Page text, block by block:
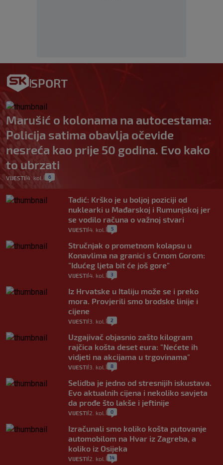
SPORT
Marušić o kolonama na autocestama:
Policija satima obavlja očevide
nesreća kao prije 50 godina. Evo kako
to ubrzati
VIJESTI 4. kol. 6
Tadić: Krško je u boljoj poziciji od
nuklearki u Mađarskoj i Rumunjskoj jer
se vodilo računa o važnoj stvari
VIJESTI 4. kol. 5
Stručnjak o prometnom kolapsu u
Konavlima na granici s Crnom Gorom:
"Idućeg ljeta bit će još gore"
VIJESTI 4. kol. 3
Iz Hrvatske u Italiju može se i preko
mora. Provjerili smo brodske linije i
cijene
VIJESTI 3. kol. 2
Uzgajivač objasnio zašto kilogram
rajčica košta deset eura: "Nećete ih
vidjeti na akcijama u trgovinama"
VIJESTI 3. kol. 8
Selidba je jedno od stresnijih iskustava.
Evo aktualnih cijena i nekoliko savjeta
da prođe što lakše i jeftinije
VIJESTI 2. kol. 0
Izračunali smo koliko košta putovanje
automobilom na Hvar iz Zagreba, a
koliko iz Osijeka
VIJESTI 2. kol. 14